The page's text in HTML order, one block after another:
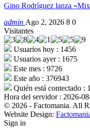
Gino Rodríguez lanza
admin Ago 2, 2026 8 0
Visitantes
Usuarios hoy : 1456
Usuarios ayer : 1675
Este mes : 9726
Este año : 376943
Quién está contectado :
Hora del servidor : 2026-
© 2026 - Factomania. All
Website Design:
Sign in